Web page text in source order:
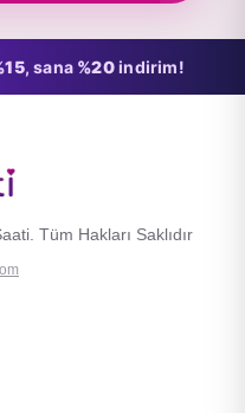
, sana %20indirim!
Tüm Hakları Saklıdır